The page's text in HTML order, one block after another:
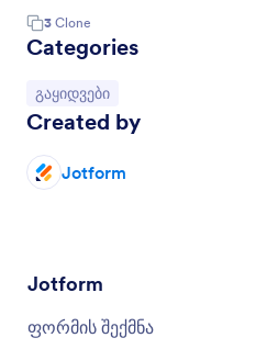
3 Clone
Categories
Go to Category:
გაყიდვები
Created by
Jotform
Jotform
ფორმის შექმნა